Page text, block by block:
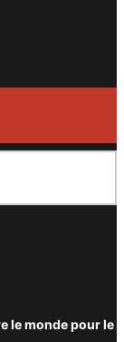
le monde pour le